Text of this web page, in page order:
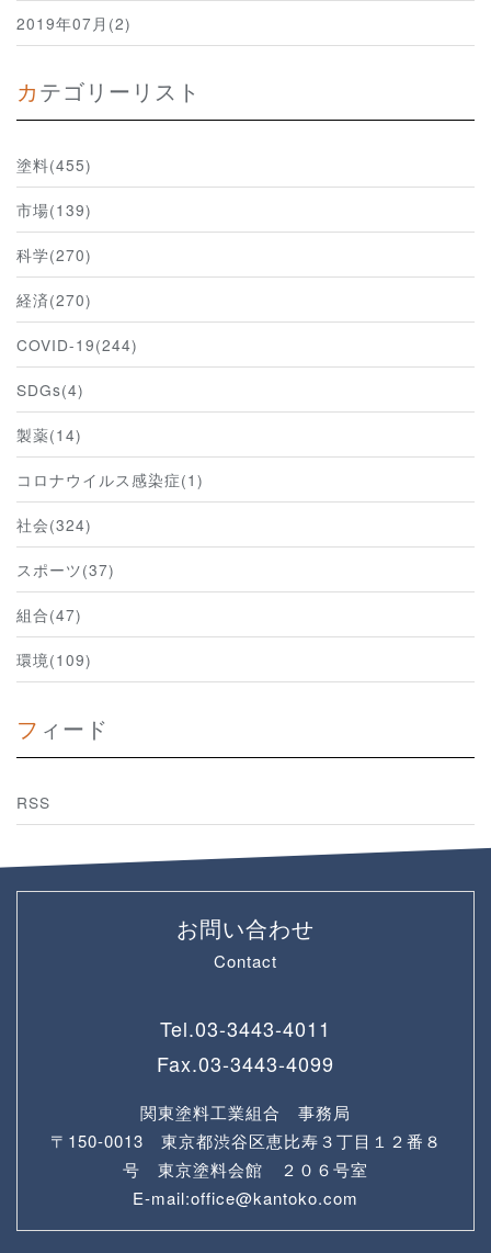
2019年07月(2)
カテゴリーリスト
塗料(455)
市場(139)
科学(270)
経済(270)
COVID-19(244)
SDGs(4)
製薬(14)
コロナウイルス感染症(1)
社会(324)
スポーツ(37)
組合(47)
環境(109)
フィード
RSS
お問い合わせ
Contact
Tel.03-3443-4011
Fax.03-3443-4099
関東塗料工業組合 事務局
〒150-0013 東京都渋谷区恵比寿３丁目１２番８
号 東京塗料会館 ２０６号室
E-mail:office@kantoko.com